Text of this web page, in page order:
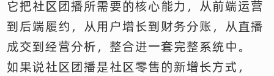
它把社区团播所需要的核心能力，从前端运营
到后端履约，从用户增长到财务分账，从直播
成交到经营分析，整合进一套完整系统中。
如果说社区团播是社区零售的新增长方式，